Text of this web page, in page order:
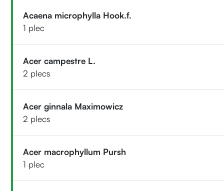
Acaena microphylla Hook.f.
1 plec
Acer campestre L.
2 plecs
Acer ginnala Maximowicz
2 plecs
Acer macrophyllum Pursh
1 plec